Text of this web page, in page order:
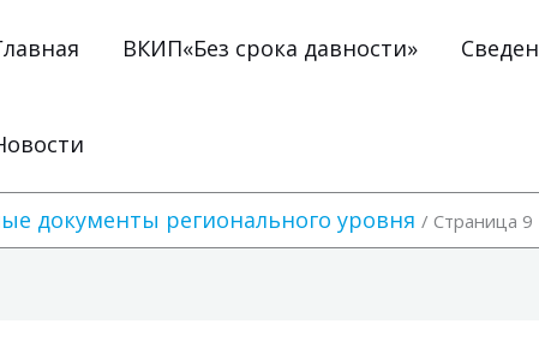
ВКИП«Без срока давности»
документы регионального уровня Страница 9